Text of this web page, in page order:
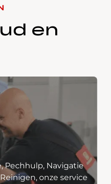
en
Pechhulp, Navigatie
onze service